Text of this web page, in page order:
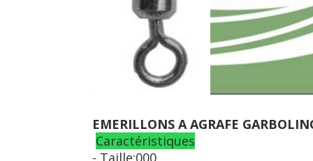
EMERILLONS A AGRAFE
Caractéristiques
- Taille:000